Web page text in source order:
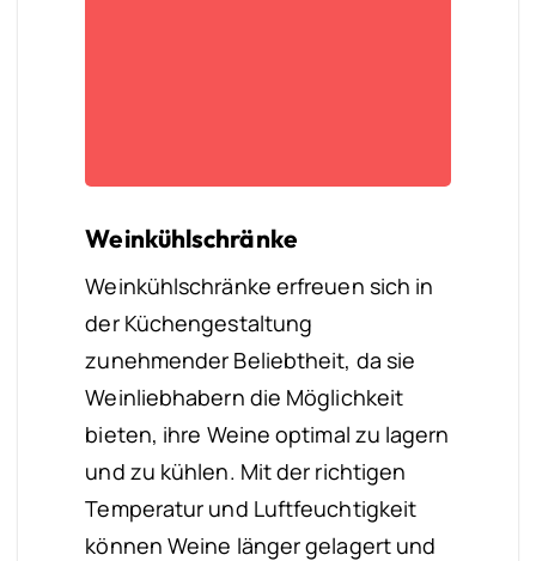
Weinkühlschränke
Weinkühlschränke erfreuen sich in
der Küchengestaltung
zunehmender Beliebtheit, da sie
Weinliebhabern die Möglichkeit
bieten, ihre Weine optimal zu lagern
und zu kühlen. Mit der richtigen
Temperatur und Luftfeuchtigkeit
können Weine länger gelagert und